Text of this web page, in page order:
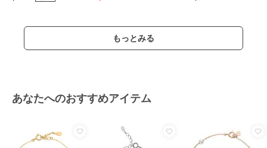
もっとみる
あなたへのおすすめアイテム